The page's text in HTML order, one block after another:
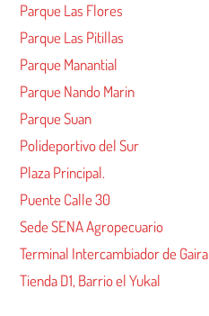
Parque Las Flores
Parque Las Pitillas
Parque Manantial
Parque Nando Marin
Parque Suan
Polideportivo del Sur
Plaza Principal.
Puente Calle 30
Sede SENA Agropecuario
Terminal Intercambiador de Gaira
Tienda D1, Barrio el Yukal